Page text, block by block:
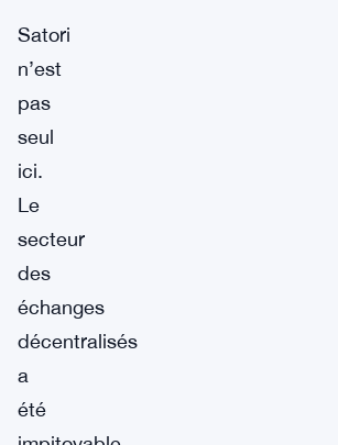
Satori
n’est
pas
seul
ici.
Le
secteur
des
échanges
décentralisés
a
été